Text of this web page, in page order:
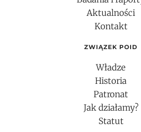
Aktualności
Kontakt
ZWIĄZEK POID
Władze
Historia
Patronat
Jak działamy?
Statut